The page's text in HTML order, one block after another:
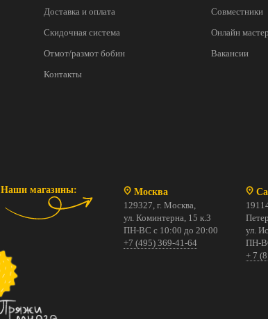
Доставка и оплата
Скидочная система
Отмот/размот бобин
Контакты
Совместники
Онлайн
Вакансии
Наши магазины:
Москва
129327, г. Москва,
ул. Коминтерна, 15 к.3
ПН-ВС с 10:00 до 20:00
+7 (495) 369-41-64
ул.
ПН-
+ 7